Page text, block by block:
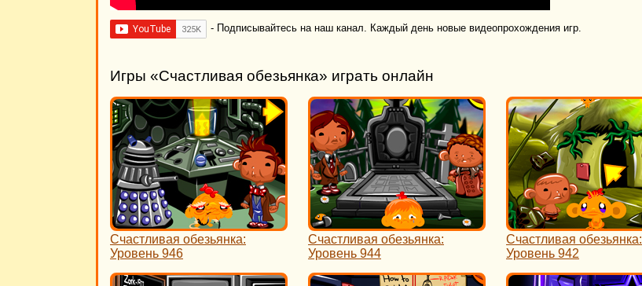
- Подписывайтесь на наш канал. Каждый день новые видеопрохождения игр.
Игры «Счастливая обезьянка» играть онлайн
Счастливая обезьянка:
Уровень 946
Счастливая обезьянка:
Уровень 944
Счастливая обезьянка:
Уровень 942